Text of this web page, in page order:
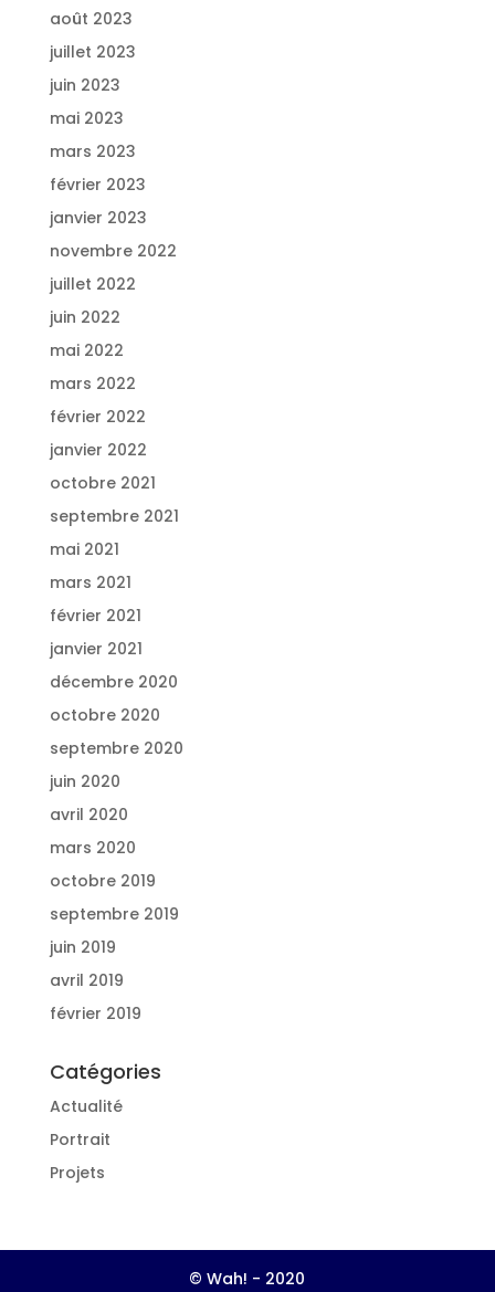
août 2023
juillet 2023
juin 2023
mai 2023
mars 2023
février 2023
janvier 2023
novembre 2022
juillet 2022
juin 2022
mai 2022
mars 2022
février 2022
janvier 2022
octobre 2021
septembre 2021
mai 2021
mars 2021
février 2021
janvier 2021
décembre 2020
octobre 2020
septembre 2020
juin 2020
avril 2020
mars 2020
octobre 2019
septembre 2019
juin 2019
avril 2019
février 2019
Catégories
Actualité
Portrait
Projets
© Wah! - 2020